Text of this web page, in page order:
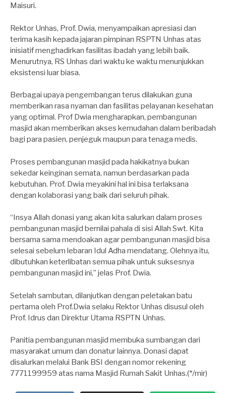
Maisuri.
Rektor Unhas, Prof. Dwia, menyampaikan apresiasi dan
terima kasih kepada jajaran pimpinan RSPTN Unhas atas
inisiatif menghadirkan fasilitas ibadah yang lebih baik.
Menurutnya, RS Unhas dari waktu ke waktu menunjukkan
eksistensi luar biasa.
Berbagai upaya pengembangan terus dilakukan guna
memberikan rasa nyaman dan fasilitas pelayanan kesehatan
yang optimal. Prof Dwia mengharapkan, pembangunan
masjid akan memberikan akses kemudahan dalam beribadah
bagi para pasien, penjeguk maupun para tenaga medis.
Proses pembangunan masjid pada hakikatnya bukan
sekedar keinginan semata, namun berdasarkan pada
kebutuhan. Prof. Dwia meyakini hal ini bisa terlaksana
dengan kolaborasi yang baik dari seluruh pihak.
“Insya Allah donasi yang akan kita salurkan dalam proses
pembangunan masjid bernilai pahala di sisi Allah Swt. Kita
bersama sama mendoakan agar pembangunan masjid bisa
selesai sebelum lebaran Idul Adha mendatang. Olehnya itu,
dibutuhkan keterlibatan semua pihak untuk suksesnya
pembangunan masjid ini,” jelas Prof. Dwia.
Setelah sambutan, dilanjutkan dengan peletakan batu
pertama oleh Prof.Dwia selaku Rektor Unhas disusul oleh
Prof. Idrus dan Direktur Utama RSPTN Unhas.
Panitia pembangunan masjid membuka sumbangan dari
masyarakat umum dan donatur lainnya. Donasi dapat
disalurkan melalui Bank BSI dengan nomor rekening
7771199959 atas nama Masjid Rumah Sakit Unhas.(*/mir)